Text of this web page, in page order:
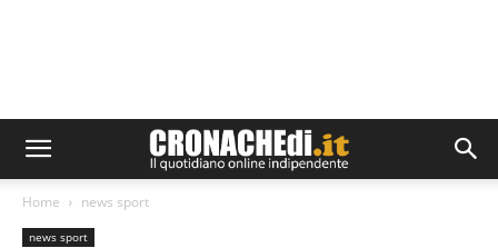
Home news sport
news sport